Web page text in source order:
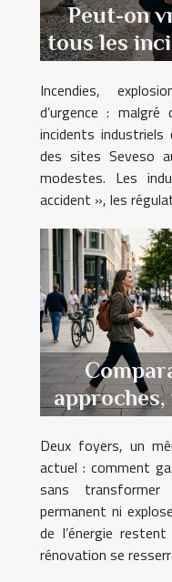
Peut-on
tous les
Incendies,
d’urgence :
incidents industriels
des sites Seveso
modestes. Les
accident », les
mais
Deux foyers, un
actuel : comment
sans
permanent ni
de l’énergie
rénovation se